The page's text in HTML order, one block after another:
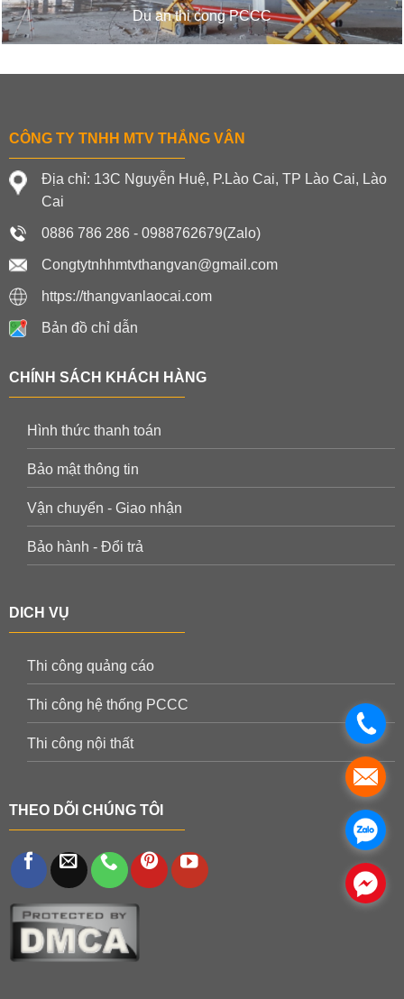
Du an thi cong PCCC
CÔNG TY TNHH MTV THẮNG VÂN
Địa chỉ: 13C Nguyễn Huệ, P.Lào Cai, TP Lào Cai, Lào
Cai
0886 786 286 - 0988762679(Zalo)
Congtytnhhmtvthangvan@gmail.com
https://thangvanlaocai.com
Bản đồ chỉ dẫn
CHÍNH SÁCH KHÁCH HÀNG
Hình thức thanh toán
Bảo mật thông tin
Vận chuyển - Giao nhận
Bảo hành - Đổi trả
DICH VỤ
Thi công quảng cáo
Thi công hệ thống PCCC
Thi công nội thất
THEO DÕI CHÚNG TÔI
.
.
.
.